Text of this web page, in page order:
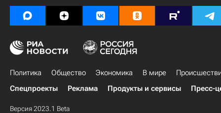
Политика Общество Экономика В мире
Спецпроекты
Реклама Продукты и сервисы Пресс-
Версия 2023.1 Beta